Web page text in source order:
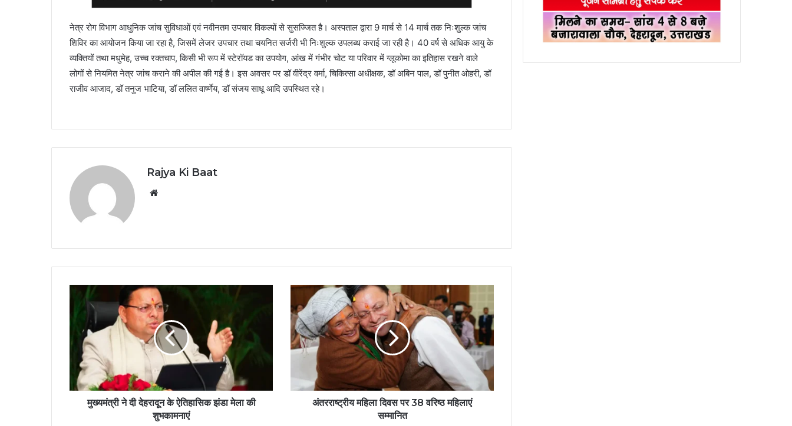
नेत्र रोग विभाग आधुनिक जांच सुविधाओं एवं नवीनतम उपचार विकल्पों से सुसज्जित है। अस्पताल द्वारा 9 मार्च से 14 मार्च तक निःशुल्क जांच
शिविर का आयोजन किया जा रहा है, जिसमें लेजर उपचार तथा चयनित सर्जरी भी निःशुल्क उपलब्ध कराई जा रही है। 40 वर्ष से अधिक आयु के
व्यक्तियों तथा मधुमेह, उच्च रक्तचाप, किसी भी रूप में स्टेरॉयड का उपयोग, आंख में गंभीर चोट या परिवार में ग्लूकोमा का इतिहास रखने वाले
लोगों से नियमित नेत्र जांच कराने की अपील की गई है। इस अवसर पर डॉ वीरेंद्र वर्मा, चिकित्सा अधीक्षक, डॉ अबिन पाल, डॉ पुनीत ओहरी, डॉ
राजीव आजाद, डॉ तनुज भाटिया, डॉ ललित वार्ष्णेय, डॉ संजय साधू आदि उपस्थित रहे।
Rajya Ki Baat
मुख्यमंत्री ने दी देहरादून के ऐतिहासिक झंडा मेला की
शुभकामनाएं
अंतरराष्ट्रीय महिला दिवस पर 38 वरिष्ठ महिलाएं
सम्मानित